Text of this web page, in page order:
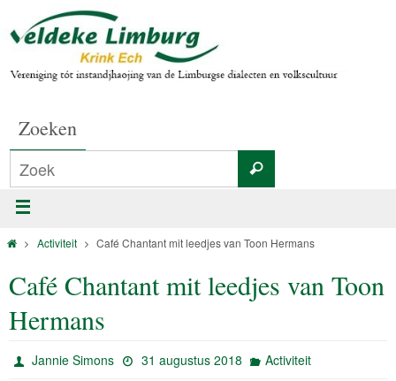
Zoeken
Activiteit Café Chantant mit leedjes van Toon Hermans
Café Chantant mit leedjes van Toon
Hermans
Jannie Simons 31 augustus 2018 Activiteit